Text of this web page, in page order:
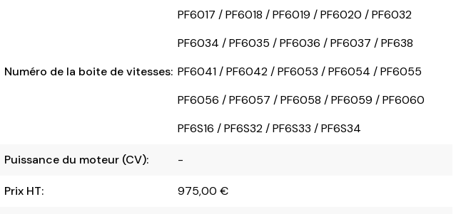
Numéro de la boite de vitesses:
PF6017 / PF6018 / PF6019 / PF6020 / PF6032
PF6034 / PF6035 / PF6036 / PF6037 / PF638
PF6041 / PF6042 / PF6053 / PF6054 / PF6055
PF6056 / PF6057 / PF6058 / PF6059 / PF6060
PF6S16 / PF6S32 / PF6S33 / PF6S34
Puissance du moteur (CV): -
Prix HT: 975,00€